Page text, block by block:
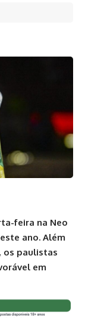
feira na Neo
ano. Além
os paulistas
em